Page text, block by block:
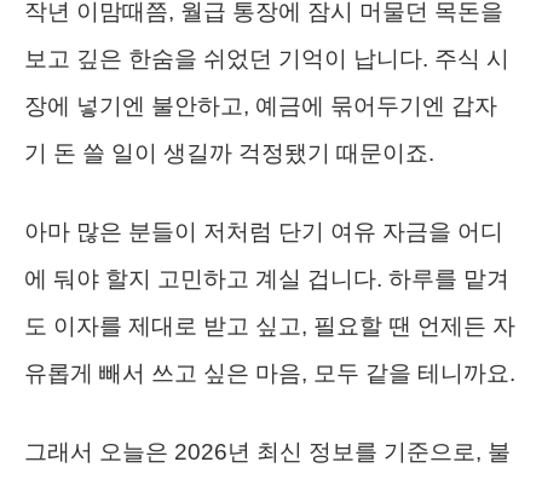
작년 이맘때쯤, 월급 통장에 잠시 머물던 목돈을
보고 깊은 한숨을 쉬었던 기억이 납니다. 주식 시
장에 넣기엔 불안하고, 예금에 묶어두기엔 갑자
기 돈 쓸 일이 생길까 걱정됐기 때문이죠.
아마 많은 분들이 저처럼 단기 여유 자금을 어디
에 둬야 할지 고민하고 계실 겁니다. 하루를 맡겨
도 이자를 제대로 받고 싶고, 필요할 땐 언제든 자
유롭게 빼서 쓰고 싶은 마음, 모두 같을 테니까요.
그래서 오늘은 2026년 최신 정보를 기준으로, 불